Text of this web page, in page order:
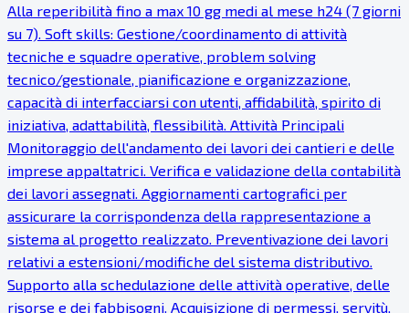
Alla reperibilità fino a max 10 gg medi al mese h24 (7 giorni
su 7). Soft skills: Gestione/coordinamento di attività
tecniche e squadre operative, problem solving
tecnico/gestionale, pianificazione e organizzazione,
capacità di interfacciarsi con utenti, affidabilità, spirito di
iniziativa, adattabilità, flessibilità. Attività Principali
Monitoraggio dell'andamento dei lavori dei cantieri e delle
imprese appaltatrici. Verifica e validazione della contabilità
dei lavori assegnati. Aggiornamenti cartografici per
assicurare la corrispondenza della rappresentazione a
sistema al progetto realizzato. Preventivazione dei lavori
relativi a estensioni/modifiche del sistema distributivo.
Supporto alla schedulazione delle attività operative, delle
risorse e dei fabbisogni. Acquisizione di permessi, servitù,